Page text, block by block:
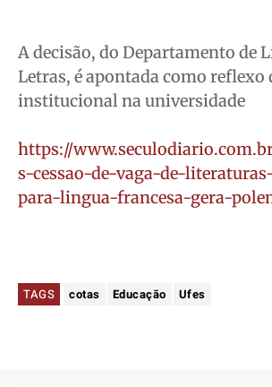
A decisão, do Departamento de
Letras, é apontada como reflexo
institucional na universidade
https://
s-cessao-de-vaga-de-
para-lingua-francesa-gera-
TAGS cotas Educação Ufes